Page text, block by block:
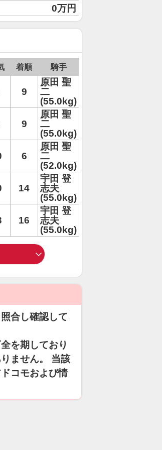
0万円
着順 騎手
9
原田 聖
二
(55.0kg)
9
原田 聖
二
(55.0kg)
6
原田 聖
二
(52.0kg)
14
宇田 登
志夫
(55.0kg)
16
宇田 登
志夫
(55.0kg)
合し確認して
を期しており
ません。 当該
コモおよび情